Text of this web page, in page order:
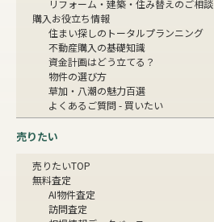
リフォーム・建築・住み替えのご相談
購入お役立ち情報
住まい探しのトータルプランニング
不動産購入の基礎知識
資金計画はどう立てる？
物件の選び方
草加・八潮の魅力百選
よくあるご質問 - 買いたい
売りたい
売りたいTOP
無料査定
AI物件査定
訪問査定